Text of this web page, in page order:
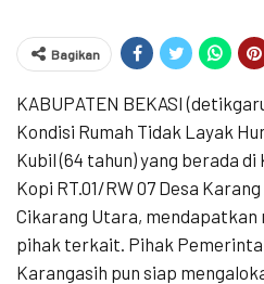
Bagikan
KABUPATEN BEKASI
Kondisi Rumah Tidak Layak
Kubil (64 tahun) yang berada
Kopi RT.01/RW 07 Desa
Cikarang Utara, mendapatkan
pihak terkait. Pihak
Karangasih pun siap